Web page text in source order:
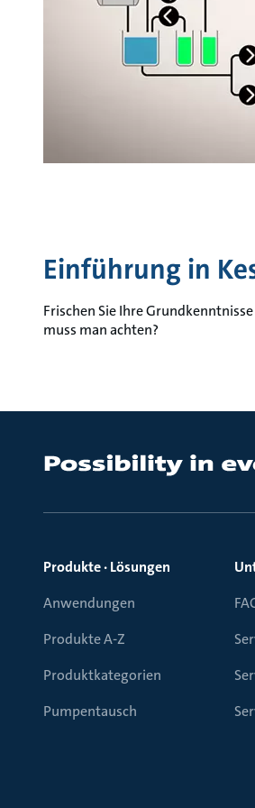
Einführung in
Frischen Sie Ihre
muss man achten?
Produkte · Lösungen
Anwendungen
Produkte A-Z
Produktkategorien
Pumpentausch